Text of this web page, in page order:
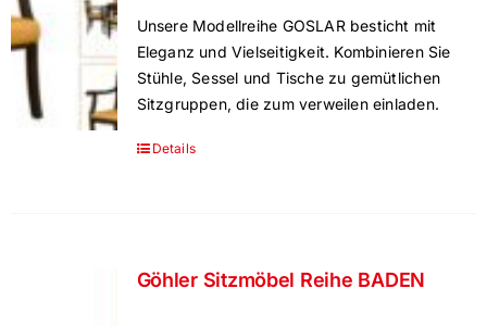
Unsere Modellreihe GOSLAR besticht mit
Eleganz und Vielseitigkeit. Kombinieren Sie
Stühle, Sessel und Tische zu gemütlichen
Sitzgruppen, die zum verweilen einladen.
Details
Göhler Sitzmöbel Reihe BADEN